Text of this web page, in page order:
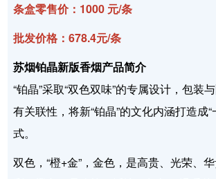
条盒零售价：1000 元/条
批发价格：678.4元/条
苏烟铂晶新版香烟产品简介
“铂晶”采取“双色双味”的专属设计，包装
有关联性，将新“铂晶”的文化内涵打造成“
式。
双色，“橙+金”，金色，是高贵、光荣、